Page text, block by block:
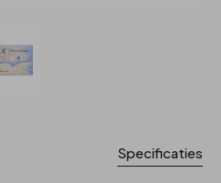
Specificaties